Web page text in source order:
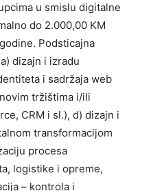
u smislu digitalne
do 2.000,00 KM
Podsticajna
dizajn i izradu
i sadržaja web
tržištima i/ili
CRM i sl.), d) dizajn i
transformacijom
procesa
logistike i opreme,
– kontrola i